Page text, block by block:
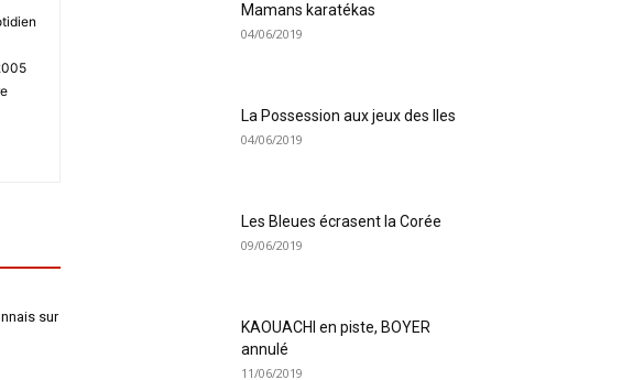
sur
Mamans karatékas
04/06/2019
La Possession aux jeux des Iles
04/06/2019
Les Bleues écrasent la Corée
09/06/2019
KAOUACHI en piste, BOYER
annulé
11/06/2019